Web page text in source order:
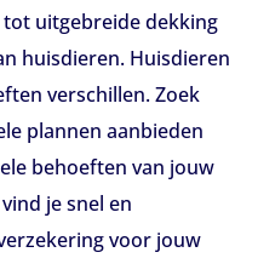
uitgebreide dekking
huisdieren. Huisdieren
verschillen. Zoek
plannen aanbieden
behoeften van jouw
je snel en
voor jouw